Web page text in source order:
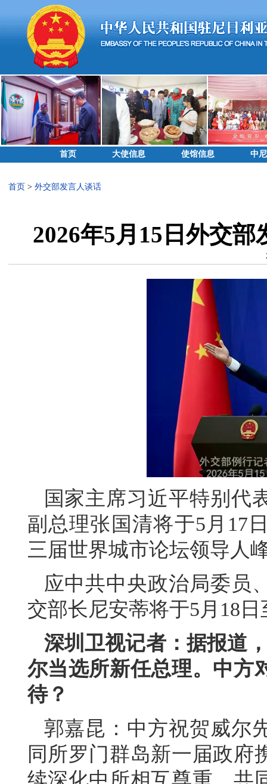
首页 大使信息 使馆信息 中
首页 > 外交部发言人谈话
2026年5月15日外交
国家主席习近平特别代
副总理张国清将于5月17
三届世界城市论坛领导人
应中共中央政治局委员
交部长尼安蒂将于5月18
深圳卫视记者：据报道
尔当选所新任总理。中方
待？
郭嘉昆：中方祝贺威尔
同所罗门群岛新一届政府